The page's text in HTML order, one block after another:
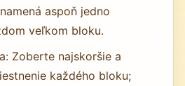
aspoň jedno
veľkom bloku.
Zoberte najskoršie a
každého bloku;